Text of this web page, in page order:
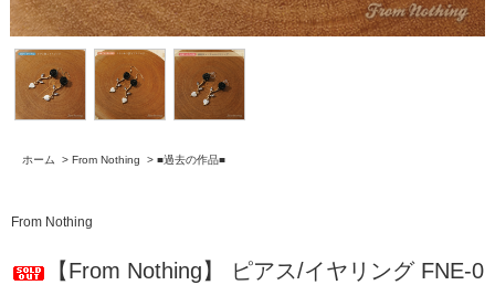
ホーム > From Nothing > ■過去の作品■
From Nothing
【From Nothing】 ピアス/イヤリング FNE-0